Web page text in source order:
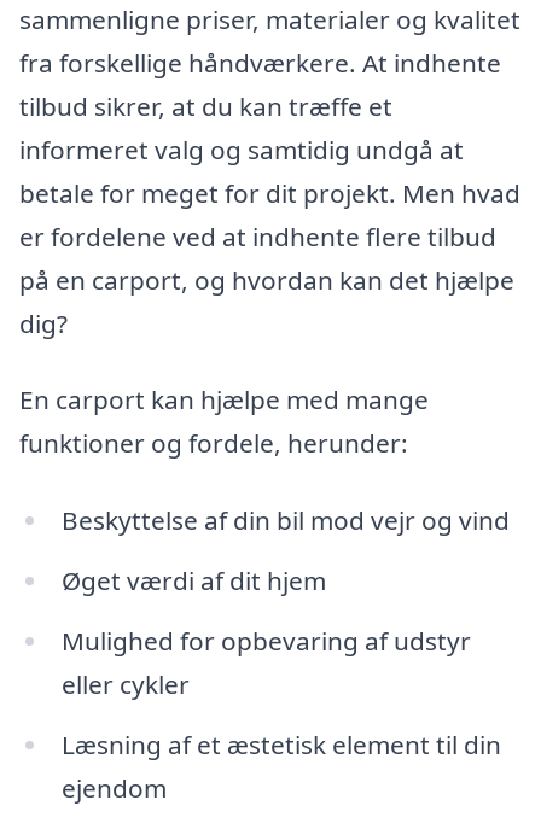
sammenligne priser, materialer og kvalitet
fra forskellige håndværkere. At indhente
tilbud sikrer, at du kan træffe et
informeret valg og samtidig undgå at
betale for meget for dit projekt. Men hvad
er fordelene ved at indhente flere tilbud
på en carport, og hvordan kan det hjælpe
dig?
En carport kan hjælpe med mange
funktioner og fordele, herunder:
Beskyttelse af din bil mod vejr og vind
Øget værdi af dit hjem
Mulighed for opbevaring af udstyr
eller cykler
Læsning af et æstetisk element til din
ejendom